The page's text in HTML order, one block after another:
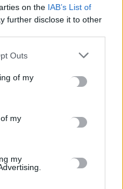
on the IAB’s List of
further disclose it to other
Outs
of my
my
my
Μεγάλης Κύκλωσης της